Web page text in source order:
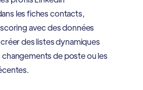
les fiches contacts,
avec des données
des listes dynamiques
changements de poste ou les